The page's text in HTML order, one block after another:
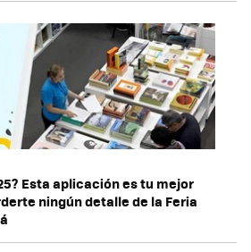
Esta aplicación es tu mejor
ningún detalle de la Feria